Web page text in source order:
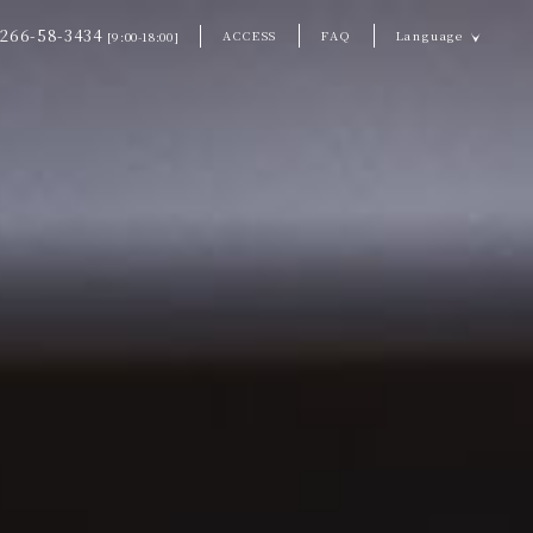
58-3434 [9:00-18:00] ACCESS FAQ Language